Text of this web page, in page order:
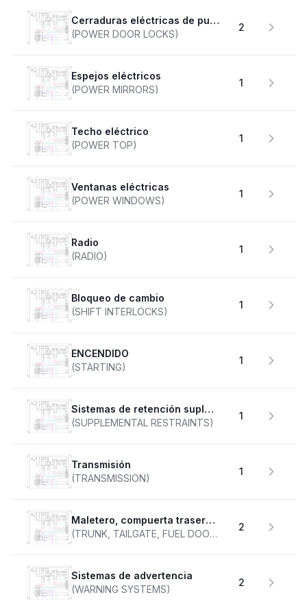
Cerraduras eléctricas de puertas
(POWER DOOR LOCKS)
2
Espejos eléctricos
(POWER MIRRORS)
1
Techo eléctrico
(POWER TOP)
1
Ventanas eléctricas
(POWER WINDOWS)
1
Radio
(RADIO)
1
Bloqueo de cambio
(SHIFT INTERLOCKS)
1
ENCENDIDO
(STARTING)
1
Sistemas de retención suplementarios
(SUPPLEMENTAL RESTRAINTS)
1
transmisión
(TRANSMISSION)
1
Maletero, compuerta trasera, tapa de combustible
(TRUNK, TAILGATE, FUEL DOOR)
2
Sistemas de advertencia
(WARNING SYSTEMS)
2